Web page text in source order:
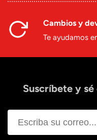
Cambios y
Te ayudamos
Suscríbete y